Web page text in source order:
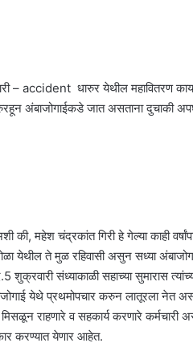
– accident धारुर येथील महावितरण
अंबाजोगाईकडे जात असताना दुचाकी
की, महेश चंद्रकांत गिरी हे गेल्या काही
येथील ते मुळ रहिवासी असुन सध्या
शुक्रवारी संध्याकाळी सहाच्या सुमारास
येथे प्रथमोपचार करुन लातूरला नेत
मिसळून राहणारे व सहकार्य करणारे
करण्यात येणार आहेत.